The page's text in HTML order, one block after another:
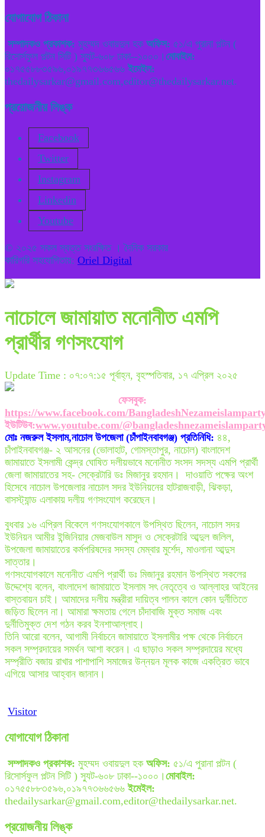
যোগাযোগ ঠিকানা
সম্পাদকও প্রকাশক: মুহম্মদ ওবায়দুল হক অফিস: ৫১/এ পুরানা পল্টন (
রিসোর্সফুল পল্টন সিটি ) স্যুট-৬০৮ ঢাকা--১০০০। মোবাইল:
০১৭৫৫৮৮৩৫৯৬,০১৯৭৭৩৬৬৫৬৬ ইমেইল:
thedailysarkar@gmail.com,editor@thedailysarkar.net.
প্রয়োজনীয় লিঙ্ক
Facebook
Twitter
Instagram
Linkedin
Youtube
© ২০২৫ সকল স্বত্ত সংরক্ষিত । দৈনিক সরকার
কারিগরি সহযোগিতায়: Oriel Digital
নাচোলে জামায়াত মনোনীত এমপি
প্রার্থীর গণসংযোগ
Update Time : ০৭:০৭:১৫ পূর্বাহ্ন, বৃহস্পতিবার, ১৭ এপ্রিল ২০২৫
ফেসবুক:
https://www.facebook.com/
ইউটিউব:www.youtube.com/
মোঃ নজরুল ইসলাম,নাচোল উপজেলা (চাঁপাইনবাবগঞ্জ) প্রতিনিধি: ৪৪,
চাঁপাইনবাবগঞ্জ- ২ আসনের (ভোলাহাট, গোমস্তাপুর, নাচোল) বাংলাদেশ
জামায়াতে ইসলামী কেন্দ্র ঘোষিত দলীয়ভাবে মনোনীত সংসদ সদস্য এমপি প্রার্থী
জেলা জামায়াতের সহ- সেক্রেটারি ডঃ মিজানুর রহমান। দাওয়াতি পক্ষের অংশ
হিসেবে নাচোল উপজেলার নাচোল সদর ইউনিয়নের হাটরাজবাড়ী, ঝিকড়া,
বাসস্ট্যান্ড এলাকায় দলীয় গণসংযোগ করেছেন।
বুধবার ১৬ এপ্রিল বিকেলে গণসংযোগকালে উপস্থিত ছিলেন, নাচোল সদর
ইউনিয়ন আমীর ইন্জিনিয়ার মেজবাউল মাসুদ ও সেক্রেটারি আব্দুল জলিল,
উপজেলা জামায়াতের কর্মপরিষদের সদস্য মেম্বার মুর্শেদ, মাওলানা আব্দুস
সাত্তার।
গণসংযোগকালে মনোনীত এমপি প্রার্থী ডঃ মিজানুর রহমান উপস্থিত সকলের
উদ্দেশ্যে বলেন, বাংলাদেশ জামায়াতে ইসলাম সৎ নেতৃত্বে ও আল্লাহর আইনের
বাস্তবায়ন চাই। আমাদের দলীয় মন্ত্রীরা দায়িত্ব পালন কালে কোন দুর্নীতিতে
জড়িত ছিলেন না। আমারা ক্ষমতায় গেলে চাঁদাবাজি মুক্ত সমাজ এবং
দুর্নীতিমুক্ত দেশ গঠন করব ইনশাআল্লাহ।
তিনি আরো বলেন, আগামী নির্বাচনে জামায়াতে ইসলামীর পক্ষ থেকে নির্বাচনে
সকল সম্প্রদায়ের সমর্থন আশা করেন। এ ছাড়াও সকল সম্প্রদায়ের মধ্যে
সম্প্রীতি বজায় রাখার পাশাপাশি সমাজের উন্নয়ন মূলক কাজে একত্রিত ভাবে
এগিয়ে আসার আহ্বান জানান।
Visitor
যোগাযোগ ঠিকানা
সম্পাদকও প্রকাশক: মুহম্মদ ওবায়দুল হক অফিস: ৫১/এ পুরানা পল্টন (
রিসোর্সফুল পল্টন সিটি ) স্যুট-৬০৮ ঢাকা--১০০০। মোবাইল:
০১৭৫৫৮৮৩৫৯৬,০১৯৭৭৩৬৬৫৬৬ ইমেইল:
thedailysarkar@gmail.com,editor@thedailysarkar.net.
প্রয়োজনীয় লিঙ্ক